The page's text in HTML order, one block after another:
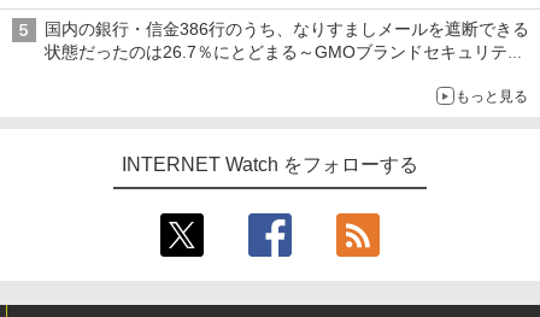
すよ！】
国内の銀行・信金386行のうち、なりすましメールを遮断できる
状態だったのは26.7％にとどまる～GMOブランドセキュリティ
もっと見る
INTERNET Watch をフォローする